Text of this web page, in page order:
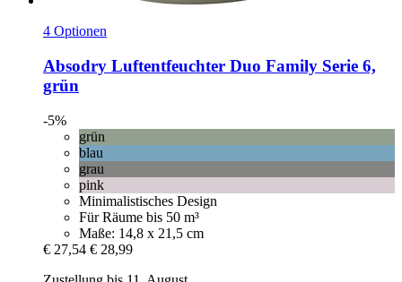
4 Optionen
Absodry Luftentfeuchter Duo Family Serie 6,
grün
-5%
grün
blau
grau
pink
Minimalistisches Design
Für Räume bis 50 m³
Maße: 14,8 x 21,5 cm
€ 27,54 € 28,99